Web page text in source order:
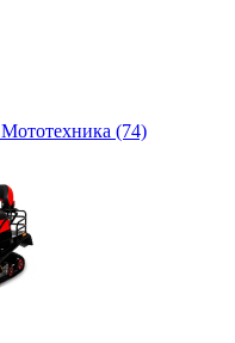
Мототехника (74)